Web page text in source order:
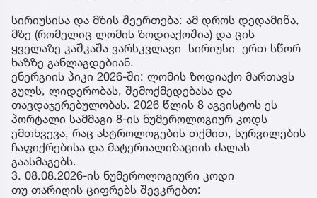
სირიუსისა და მზის შეერთება: ამ დროს დედამიწა,
მზე (რომელიც ლომის ზოდიაქოშია) და ცის
ყველაზე კაშკაშა ვარსკვლავი სირიუსი ერთ სწორ
ხაზზე განლაგდებიან.
ენერგიის პიკი 2026-ში: ლომის ზოდიაქო მართავს
გულს, ლიდერობას, შემოქმედებასა და
თავდაჯერებულობას. 2026 წლის 8 აგვისტოს ეს
პორტალი სამმაგი 8-ის ნუმეროლოგიურ კოდს
ემთხვევა, რაც ასტროლოგების თქმით, სურვილების
ჩაფიქრებისა და მატერიალიზაციის ძალას
გაასმაგებს.
3. 08.08.2026-ის ნუმეროლოგიური კოდი
თუ თარიღის ციფრებს შევკრებთ: